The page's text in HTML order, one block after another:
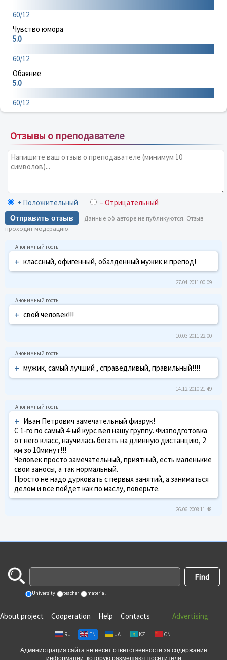
60/12
Чувство юмора
5.0
60/12
Обаяние
5.0
60/12
Отзывы о преподавателе
+ Положительный – Отрицательный
Отправить отзыв
Данные об авторе не публикуются. Отзыв
проходит модерацию.
+ классный, офигенный, обалденный мужик и препод!
27.04.2011 00:09
+ свой человек!!!
10.03.2011 22:00
+ мужик, самый лучший , справедливый, правильный!!!!
14.12.2010 21:49
+ Иван Петрович замечательный физрук!
С 1-го по самый 4-ый курс вел нашу группу. Физподготовка
от него класс, научилась бегать на длинную дистанцию, 2
км зо 10минут!!!
Человек просто замечательный, приятный, есть маленькие
свои заносы, а так нормальный.
Просто не надо дурковать с первых занятий, а заниматься
делом и все пойдет как по маслу, поверьте.
26.06.2008 11:48
University teacher material
About project Cooperation Help Contacts Advertising
RU EN UA KZ CN
Администрация сайта не несет ответственности за содержание